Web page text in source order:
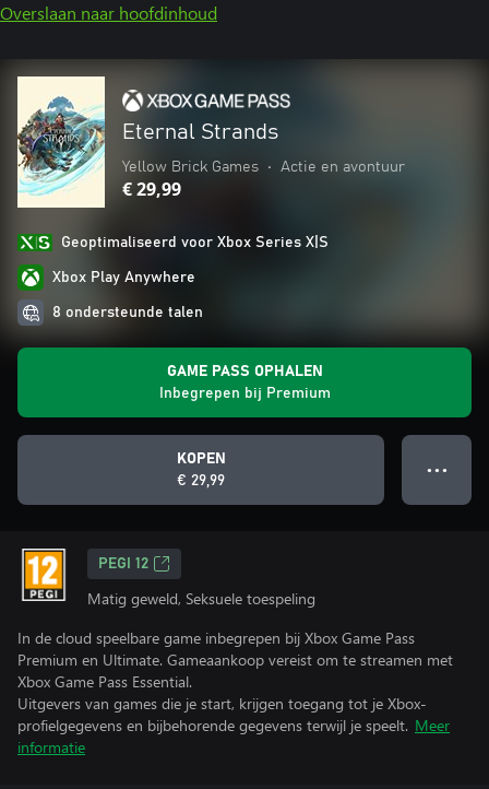
Overslaan naar hoofdinhoud
Eternal Strands
Yellow Brick Games • Actie en avontuur
€ 29,99
Geoptimaliseerd voor Xbox Series X|S
Xbox Play Anywhere
8 ondersteunde talen
GAME PASS OPHALEN
Inbegrepen bij Premium
KOPEN
€ 29,99
● ● ●
PEGI 12
Matig geweld, Seksuele toespeling
In de cloud speelbare game inbegrepen bij Xbox Game Pass
Premium en Ultimate. Gameaankoop vereist om te streamen met
Xbox Game Pass Essential.
Uitgevers van games die je start, krijgen toegang tot je Xbox-
profielgegevens en bijbehorende gegevens terwijl je speelt. Meer
informatie